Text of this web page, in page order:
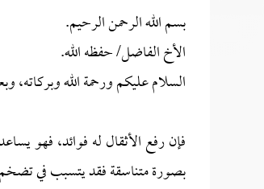
بسم الله الرحمن الرحيم.
الأخ الفاضل/ حفظه الله.
السلام عليكم ورحمة الله وبركاته،
فإن رفع الأثقال له فوائد، فهو
بصورة متناسقة فقد يتسبب في